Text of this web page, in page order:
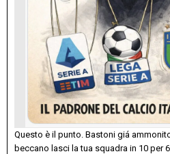
Questo è il punto. Bastoni giá
beccano lasci la tua squadra in 10 per